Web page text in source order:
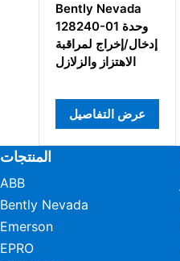
Bently Nevada
128240-01 وحدة
إدخال/إخراج لمراقبة
الاهتزاز والزلازل
عرض التفاصيل
المنتجات
ABB
Bently Nevada
Emerson
EPRO